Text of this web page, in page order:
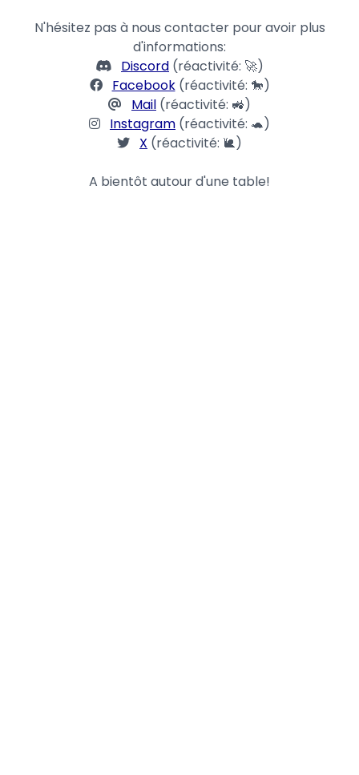
N'hésitez pas à nous contacter pour avoir plus
d'informations:
Discord (réactivité: 🚀)
Facebook(réactivité: 🐎)
Mail (réactivité: 🚜)
Instagram (réactivité: 🐢)
X (réactivité: 🐌)
A bientôt autour d'une table!